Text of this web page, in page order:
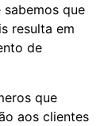
que
resulta em
de
que
aos clientes